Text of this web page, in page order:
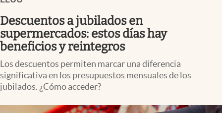
Espiritual
Streaming
PC y mobile
Lifestyle
Descuentos a jubilados en
supermercados: estos días hay
beneficios y reintegros
Los descuentos permiten marcar una diferencia
significativa en los presupuestos mensuales de los
jubilados. ¿Cómo acceder?